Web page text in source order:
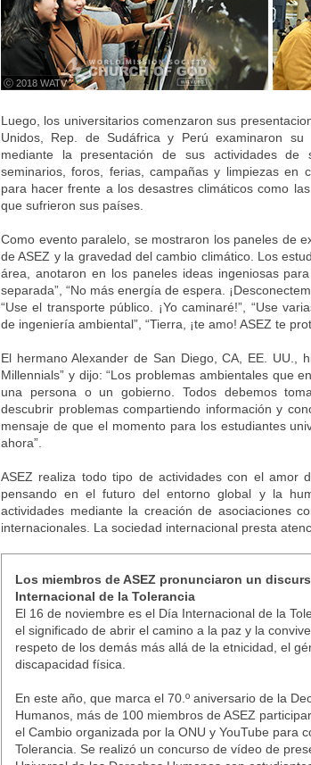
ⓒ 2018 WATV
Luego, los universitarios comenzaron sus
Unidos, Rep. de Sudáfrica y Perú examinaron su
mediante la presentación de sus actividades de
seminarios, foros, ferias, campañas y limpiezas en
para hacer frente a los desastres climáticos como
que sufrieron sus países.
Como evento paralelo, se mostraron los paneles de
de ASEZ y la gravedad del cambio climático. Los
área, anotaron en los paneles ideas ingeniosas
separada”, “No más energía de espera.
“Use el transporte público. ¡Yo caminaré!”, “Use
de ingeniería ambiental”, “Tierra, ¡te amo! ASEZ te
El hermano Alexander de San Diego, CA, EE. UU.,
Millennials” y dijo: “Los problemas ambientales que
una persona o un gobierno. Todos debemos
descubrir problemas compartiendo información y
mensaje de que el momento para los estudiantes
ahora”.
ASEZ realiza todo tipo de actividades con el amor
pensando en el futuro del entorno global y la
actividades mediante la creación de asociaciones
internacionales. La sociedad internacional presta
Los miembros de ASEZ pronunciaron un
Internacional de la Tolerancia
El 16 de noviembre es el Día Internacional de la
el significado de abrir el camino a la paz y la
respeto de los demás más allá de la etnicidad, el
discapacidad física.
En este año, que marca el 70.º aniversario de la
Humanos, más de 100 miembros de ASEZ
el Cambio organizada por la ONU y YouTube para
Tolerancia. Se realizó un concurso de vídeo de